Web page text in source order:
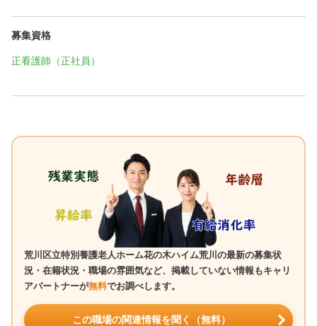
募集資格
正看護師（正社員）
荒川区立特別養護老人ホーム花の木ハイム荒川の最新の募集状
況・在籍状況・職場の雰囲気など、掲載していない情報もキャリ
アパートナーが無料でお調べします。
この職場の関連情報を聞く（無料）